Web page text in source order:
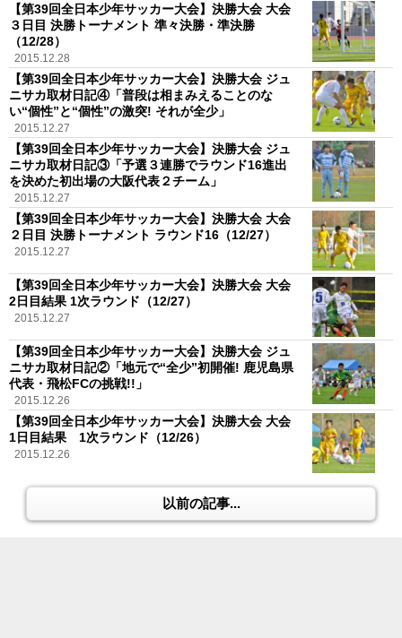
【第39回全日本少年サッカー大会】決勝大会 大会
３日目 決勝トーナメント 準々決勝・準決勝
（12/28）
2015.12.28
【第39回全日本少年サッカー大会】決勝大会 ジュ
ニサカ取材日記④「普段は相まみえることのな
い“個性”と“個性”の激突! それが全少」
2015.12.27
【第39回全日本少年サッカー大会】決勝大会 ジュ
ニサカ取材日記③「予選３連勝でラウンド16進出
を決めた初出場の大阪代表２チーム」
2015.12.27
【第39回全日本少年サッカー大会】決勝大会 大会
２日目 決勝トーナメント ラウンド16（12/27）
2015.12.27
【第39回全日本少年サッカー大会】決勝大会 大会
2日目結果 1次ラウンド（12/27）
2015.12.27
【第39回全日本少年サッカー大会】決勝大会 ジュ
ニサカ取材日記②「地元で“全少”初開催! 鹿児島県
代表・飛松FCの挑戦!!」
2015.12.26
【第39回全日本少年サッカー大会】決勝大会 大会
1日目結果 1次ラウンド（12/26）
2015.12.26
以前の記事...